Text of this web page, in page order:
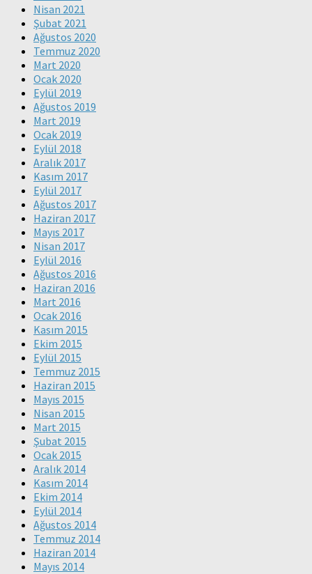
Nisan 2021
Şubat 2021
Ağustos 2020
Temmuz 2020
Mart 2020
Ocak 2020
Eylül 2019
Ağustos 2019
Mart 2019
Ocak 2019
Eylül 2018
Aralık 2017
Kasım 2017
Eylül 2017
Ağustos 2017
Haziran 2017
Mayıs 2017
Nisan 2017
Eylül 2016
Ağustos 2016
Haziran 2016
Mart 2016
Ocak 2016
Kasım 2015
Ekim 2015
Eylül 2015
Temmuz 2015
Haziran 2015
Mayıs 2015
Nisan 2015
Mart 2015
Şubat 2015
Ocak 2015
Aralık 2014
Kasım 2014
Ekim 2014
Eylül 2014
Ağustos 2014
Temmuz 2014
Haziran 2014
Mayıs 2014